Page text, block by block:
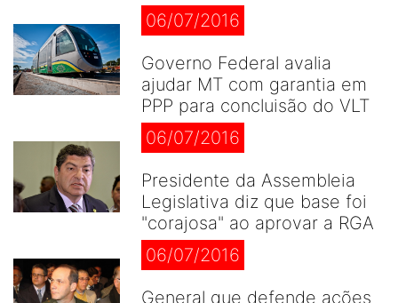
06/07/2016
Governo Federal avalia
ajudar MT com garantia em
PPP para concluisão do VLT
06/07/2016
Presidente da Assembleia
Legislativa diz que base foi
"corajosa" ao aprovar a RGA
06/07/2016
General que defende ações